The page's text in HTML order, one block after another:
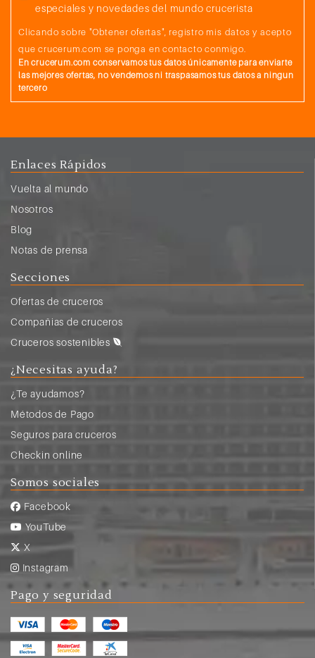
especiales y novedades del mundo crucerista
Clicando sobre "Obtener ofertas", registro mis datos y acepto
que crucerum.com se ponga en contacto conmigo.
En crucerum.com conservamos tus datos únicamente para enviarte
las mejores ofertas, no vendemos ni traspasamos tus datos a ningun
tercero
Enlaces Rápidos
Vuelta al mundo
Nosotros
Blog
Notas de prensa
Secciones
Ofertas de cruceros
Compañias de cruceros
Cruceros sostenibles
¿Necesitas ayuda?
¿Te ayudamos?
Métodos de Pago
Seguros para cruceros
Checkin online
Somos sociales
Facebook
YouTube
X
Instagram
Pago y seguridad